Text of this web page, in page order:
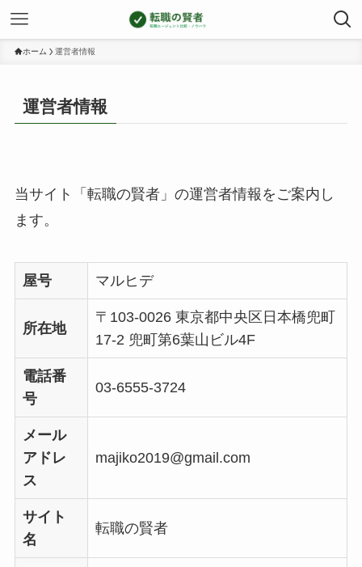
ホーム 運営者情報
運営者情報
当サイト「転職の賢者」の運営者情報をご案内し
ます。
屋号 マルヒデ
所在地
〒103-0026 東京都中央区日本橋兜町
17-2 兜町第6葉山ビル4F
電話番
号
03-6555-3724
メール
アドレ
ス
majiko2019@gmail.com
サイト
名
転職の賢者